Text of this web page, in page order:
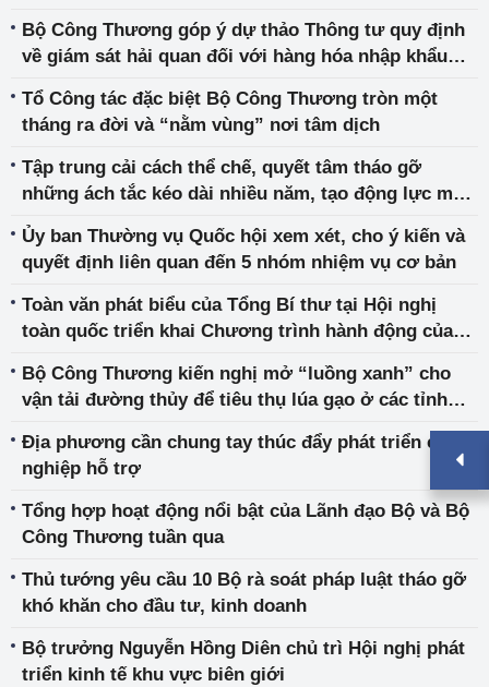
Bộ Công Thương góp ý dự thảo Thông tư quy định
về giám sát hải quan đối với hàng hóa nhập khẩu
Tổ Công tác đặc biệt Bộ Công Thương tròn một
tháng ra đời và “nằm vùng” nơi tâm dịch
Tập trung cải cách thể chế, quyết tâm tháo gỡ
những ách tắc kéo dài nhiều năm, tạo động lực mới
cho phát triển
Ủy ban Thường vụ Quốc hội xem xét, cho ý kiến và
quyết định liên quan đến 5 nhóm nhiệm vụ cơ bản
Toàn văn phát biểu của Tổng Bí thư tại Hội nghị
toàn quốc triển khai Chương trình hành động của
Bộ Công Thương kiến nghị mở “luồng xanh” cho
vận tải đường thủy để tiêu thụ lúa gạo ở các tỉnh
Địa phương cần chung tay thúc đẩy phát triển công
nghiệp hỗ trợ
Tổng hợp hoạt động nổi bật của Lãnh đạo Bộ và Bộ
Công Thương tuần qua
Thủ tướng yêu cầu 10 Bộ rà soát pháp luật tháo gỡ
khó khăn cho đầu tư, kinh doanh
Bộ trưởng Nguyễn Hồng Diên chủ trì Hội nghị phát
triển kinh tế khu vực biên giới